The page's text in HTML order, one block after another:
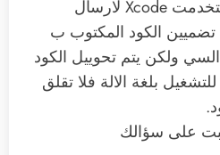
باختصار اذا استخدمت Xcode لارسال
تضميين الكود المكتوب ب
ولكن يتم تحوييل الكود
بلغة الالة فلا تقلق
على سؤالك